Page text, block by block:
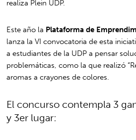
realiza Plein UDP.
Este año la Plataforma de
lanza la VI convocatoria de esta
a estudiantes de la UDP a pensar
problemáticas, como la que realizó
aromas a crayones de colores.
El concurso contempla 3
y 3er lugar: